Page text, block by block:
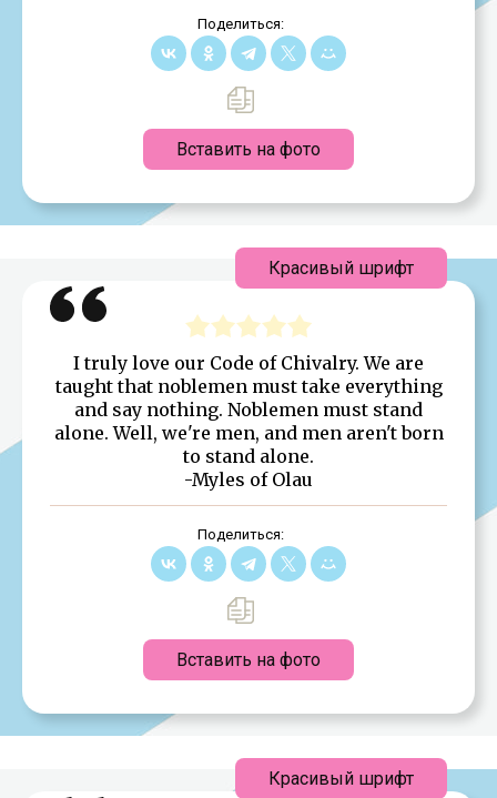
Поделиться:
Вставить на фото
I truly love our Code of Chivalry. We are
taught that noblemen must take everything
and say nothing. Noblemen must stand
alone. Well, we're men, and men aren't born
to stand alone.
-Myles of Olau
Поделиться:
Вставить на фото
Красивый шрифт
Красивый шрифт